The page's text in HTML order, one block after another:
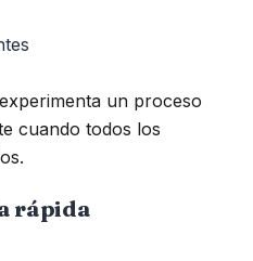
un proceso
cuando todos los
rápida